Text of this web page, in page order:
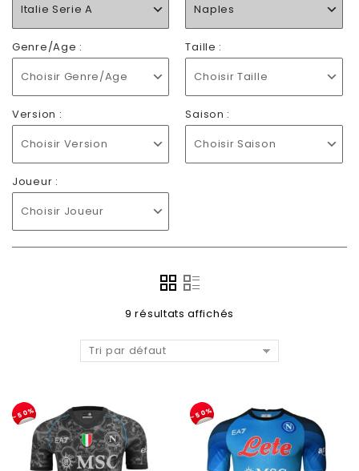
Italie Serie A
Naples
Genre/Age :
Choisir Genre/Age
Taille :
Choisir Taille
Version :
Choisir Version
Saison :
Choisir Saison
Joueur :
Choisir Joueur
9 résultats affichés
Tri par défaut
-50% -50%